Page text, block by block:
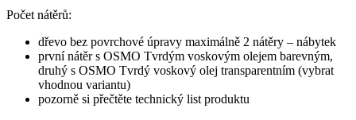
Počet nátěrů:
dřevo bez povrchové úpravy maximálně 2 nátěry – nábytek
první nátěr s OSMO Tvrdým voskovým olejem barevným,
druhý s OSMO Tvrdý voskový olej transparentním (vybrat
vhodnou variantu)
pozorně si přečtěte technický list produktu